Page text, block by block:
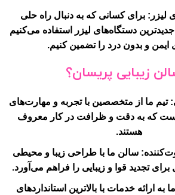
لیزر : برای کسانی که به دنبال راه حلی
دستگاه‌های لیزر استفاده می‌کنیم
ایمن و بدون درد را تضمین کنیم.
زیبایی پریسان؟
: تیم ما از متخصصین با تجربه و مهارت‌های
است که به دقت و ظرافت در کار معروف
هستند.
: سالن ما با طراحی زیبا و محیطی
برای تجدید قوا و زیبایی را فراهم می‌آورد.
به ارائه خدمات با بالاترین استانداردهای